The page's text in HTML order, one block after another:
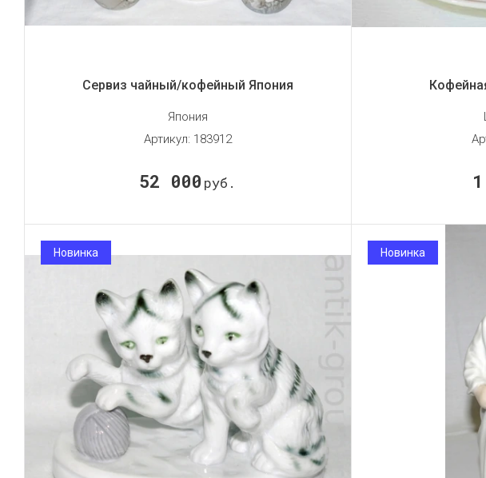
Сервиз чайный/кофейный Япония
Япония
Артикул: 183912
52 000 руб.
Новинка Новинка